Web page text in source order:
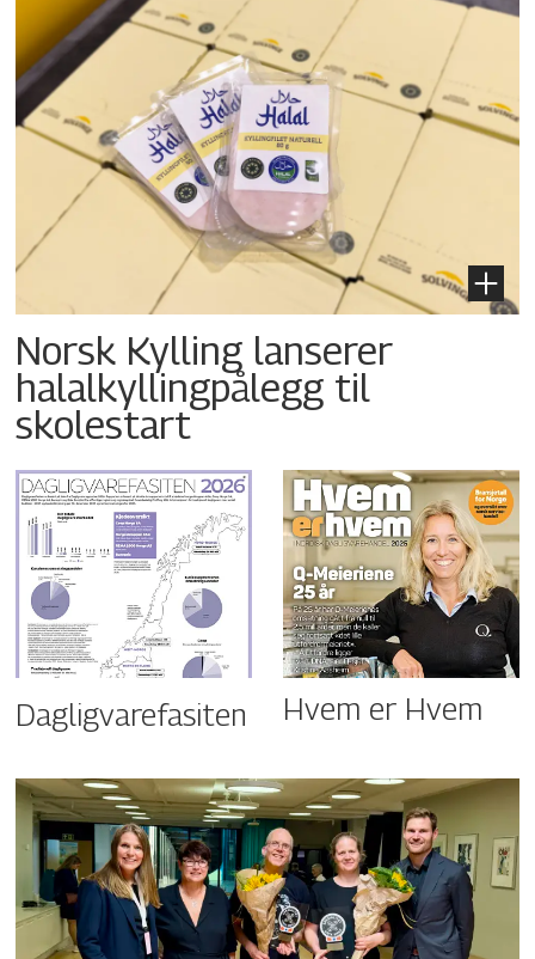
Norsk Kylling lanserer
halalkyllingpålegg til
skolestart
Dagligvarefasiten Hvem er Hvem